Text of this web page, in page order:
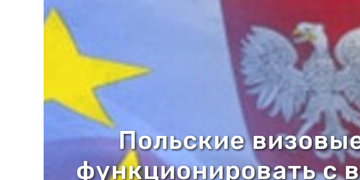
Польские
функционировать с